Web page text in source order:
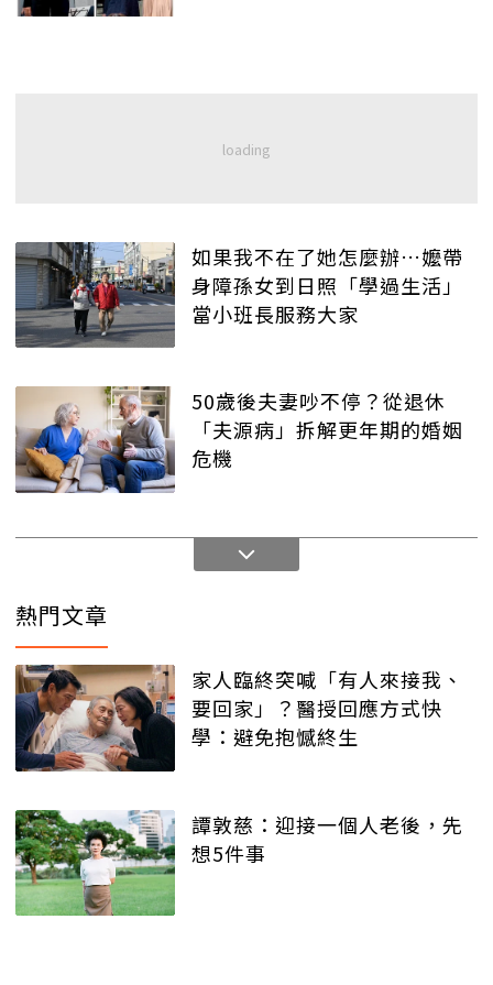
如果我不在了她怎麼辦…嬤帶
身障孫女到日照「學過生活」
當小班長服務大家
50歲後夫妻吵不停？從退休
「夫源病」拆解更年期的婚姻
危機
熱門文章
家人臨終突喊「有人來接我、
要回家」？醫授回應方式快
學：避免抱憾終生
譚敦慈：迎接一個人老後，先
想5件事